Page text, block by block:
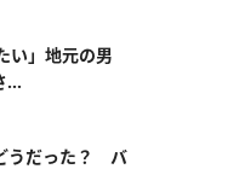
い」地元の男
...
うだった？ バ